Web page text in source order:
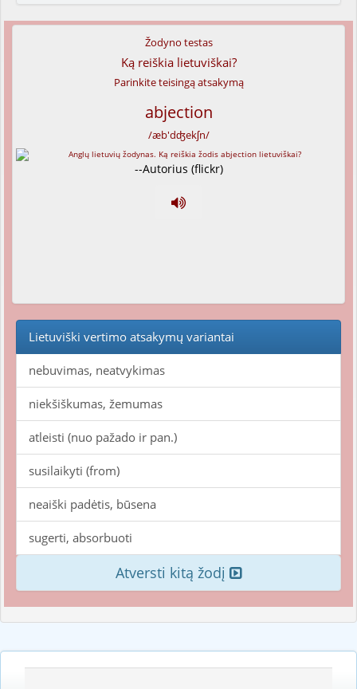
Žodyno testas
Ką reiškia lietuviškai?
Parinkite teisingą atsakymą
abjection
/æb'dʤekʃn/
--Autorius (flickr)
Lietuviški vertimo atsakymų variantai
nebuvimas, neatvykimas
niekšiškumas, žemumas
atleisti (nuo pažado ir pan.)
susilaikyti (from)
neaiški padėtis, būsena
sugerti, absorbuoti
Atversti kitą žodį